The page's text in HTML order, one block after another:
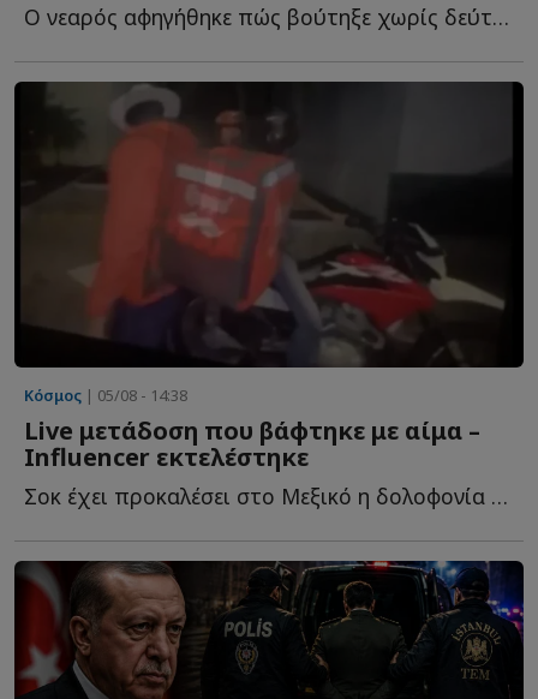
Ο νεαρός αφηγήθηκε πώς βούτηξε χωρίς δεύτερη σκέψη σ...
Κόσμος | 05/08 - 14:38
Live μετάδοση που βάφτηκε με αίμα –
Influencer εκτελέστηκε
Σοκ έχει προκαλέσει στο Μεξικό η δολοφονία του 23χρονου in...